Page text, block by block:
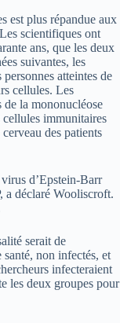
est plus répandue aux
scientifiques ont
ans, que les deux
suivantes, les
atteintes de
cellules. Les
de la mononucléose
cellules immunitaires
des patients
d’Epstein-Barr
a déclaré Wooliscroft.
serait de
non infectés, et
infecteraient
les deux groupes pour